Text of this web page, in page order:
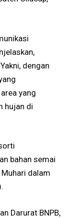
dengan
yang
hujan di
bahan semai
dalam
Darurat BNPB,